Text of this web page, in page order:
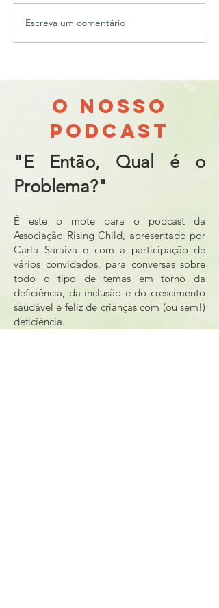
O 2025 da Associação
Rising Child
Escreva um comentário
O NOSSO
PODCAST
"E Então, Qual é o
Problema?"
​É este o mote para o podcast da
Associação Rising Child, apresentado por
Carla Saraiva e com a participação de
vários convidados, para conversas sobre
todo o tipo de temas em torno da
deficiência, da inclusão e do crescimento
saudável e feliz de crianças com (ou sem!)
deficiência.